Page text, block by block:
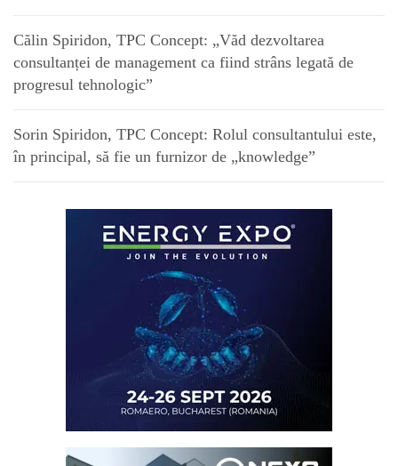
Călin Spiridon, TPC Concept: „Văd dezvoltarea
consultanței de management ca fiind strâns legată de
progresul tehnologic”
Sorin Spiridon, TPC Concept: Rolul consultantului este,
în principal, să fie un furnizor de „knowledge”